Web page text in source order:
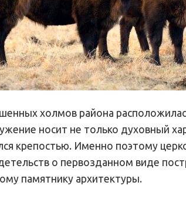
холмов района
носит не только духовный
крепостью. Именно поэтому
о первозданном виде
памятнику архитектуры.